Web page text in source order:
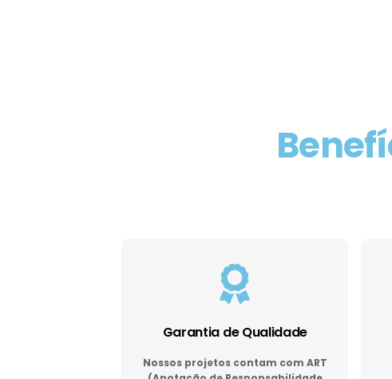
Garantia de Qualidade
Nossos projetos contam com ART